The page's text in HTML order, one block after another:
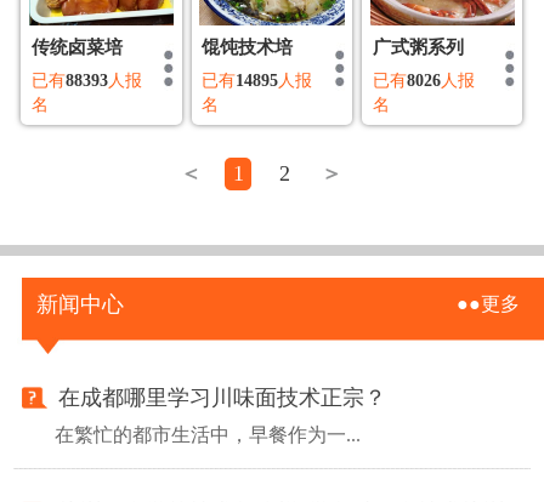
传统卤菜培
已有88393人报
名
馄饨技术培
已有14895 人报
名
广式粥系列
已有8026人报
名
＜ 1 2 ＞
新闻中心 ●●更多
在成都哪里学习川味面技术正宗？
在繁忙的都市生活中，早餐作为一...